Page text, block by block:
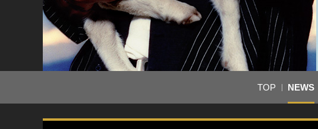
TOP NEWS